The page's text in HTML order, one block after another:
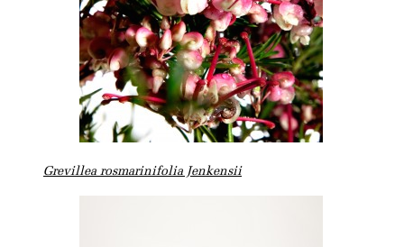
Grevillea rosmarinifolia Jenkensii